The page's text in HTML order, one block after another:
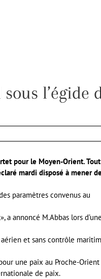
l’égide
pour le Moyen-Orient.
mardi disposé à mener
paramètres convenus au
annoncé M.Abbas lors d’une
et sans contrôle
une paix au Proche-
de paix.